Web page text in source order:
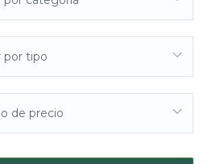
por tipo
de precio